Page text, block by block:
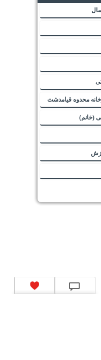
محدوه قیامدشت
(خانم)